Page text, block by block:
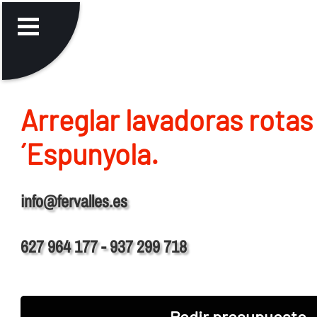
Arreglar lavadoras
´Espunyola.
info@fervalles.es
627 964 177 - 937 299 718